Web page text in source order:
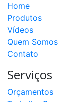
Home
Produtos
Vídeos
Quem Somos
Contato
Serviços
Orçamentos